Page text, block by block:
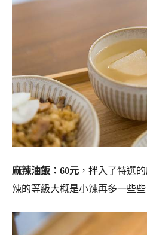
麻辣油飯：60元 ，拌入了特選
辣的等級大概是小辣再多一些些